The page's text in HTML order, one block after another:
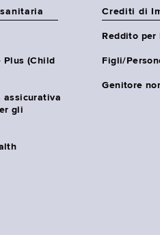
(Child
assicurativa
gli
Crediti di
Reddito per
Figli/
Genitore